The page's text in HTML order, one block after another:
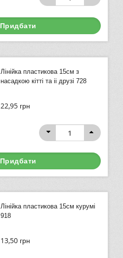
Придбати
Лінійка пластикова 15см з
насадкою кітті та іі друзі 728
22,95 грн
Придбати
Лінійка пластикова 15см курумі
918
13,50 грн